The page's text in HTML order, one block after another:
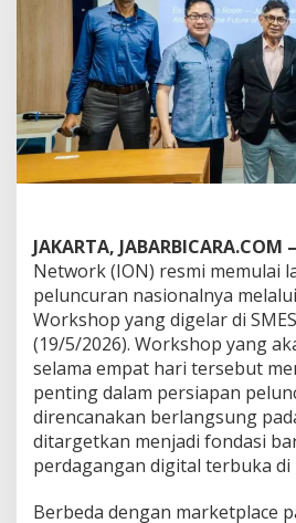
c
u
r
a
n
,
B
n
n
o
n
d
a
s
i
O
p
e
n
JAKARTA, JABARBICARA.COM –
Network (ION) resmi memulai
peluncuran nasionalnya
Workshop yang digelar di
(19/5/2026). Workshop yang
selama empat hari tersebut
penting dalam persiapan
direncanakan berlangsung
ditargetkan menjadi fondasi
perdagangan digital terbuka di
Berbeda dengan marketplace